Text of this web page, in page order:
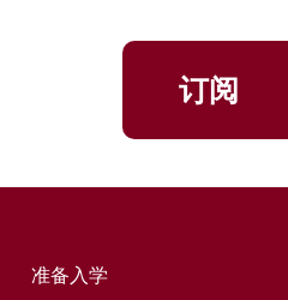
订阅
准备入学